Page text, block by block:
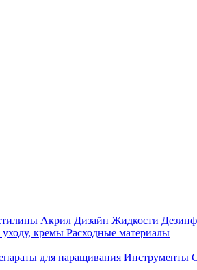
Акрил Дизайн Жидкости
кремы Расходные материалы
для наращивания Инструменты